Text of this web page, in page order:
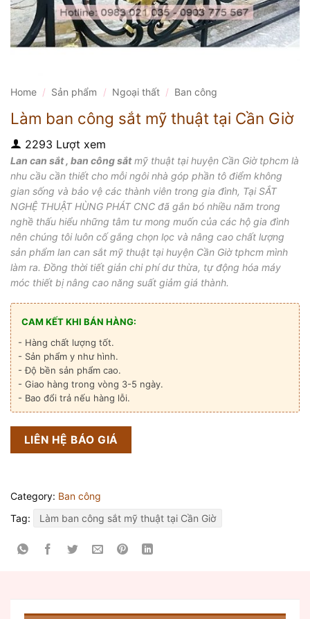
Home / Sản phẩm / Ngoại thất / Ban công
Làm ban công sắt mỹ thuật tại Cần Giờ
2293 Lượt xem
Lan can sắt , ban công sắtmỹ thuật tại huyện Cần Giờ tphcm là
nhu cầu cần thiết cho mỗi ngôi nhà góp phần tô điểm không
gian sống và bảo vệ các thành viên trong gia đình, Tại SẮT
NGHỆ THUẬT HÙNG PHÁT CNC đã gắn bó nhiều năm trong
nghề thấu hiểu những tâm tư mong muốn của các hộ gia đình
nên chúng tôi luôn cố gắng chọn lọc và nâng cao chất lượng
sản phẩm lan can sắt mỹ thuật tại huyện Cần Giờ tphcm mình
làm ra. Đồng thời tiết giản chi phí dư thừa, tự động hóa máy
móc thiết bị nâng cao năng suất giảm giá thành.
CAM KẾT KHI BÁN HÀNG:
- Hàng chất lượng tốt.
- Sản phẩm y như hình.
- Độ bền sản phẩm cao.
- Giao hàng trong vòng 3-5 ngày.
- Bao đổi trả nếu hàng lỗi.
LIÊN HỆ BÁO GIÁ
Category: Ban công
Tag:
Làm ban công sắt mỹ thuật tại Cần Giờ